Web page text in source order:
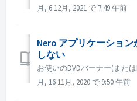
月, 6 12月, 2021 で 7:49 午前
Nero アプリケーショ
しない
月, 16 11月, 2020 で 9:50 午前